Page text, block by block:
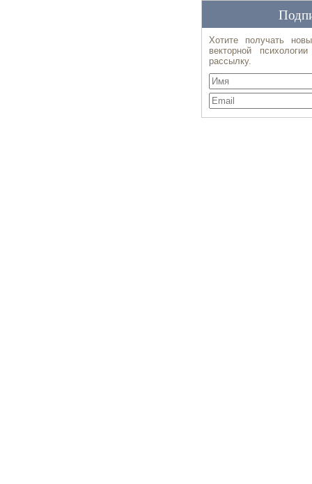
Хотите получать
векторной
рассылку.